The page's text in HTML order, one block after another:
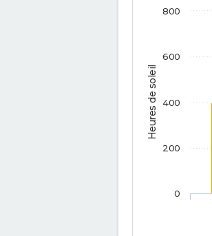
Heures de soleil
0
200
400
600
800